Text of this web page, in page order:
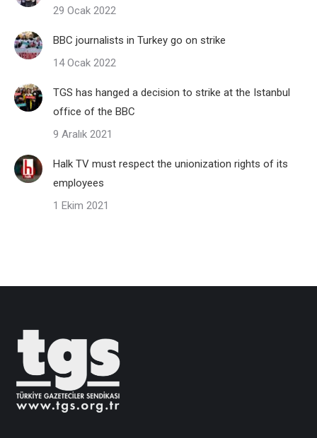
29 Ocak 2022
BBC journalists in Turkey go on strike
14 Ocak 2022
TGS has hanged a decision to strike at the Istanbul
office of the BBC
9 Aralık 2021
Halk TV must respect the unionization rights of its
employees
1 Ekim 2021